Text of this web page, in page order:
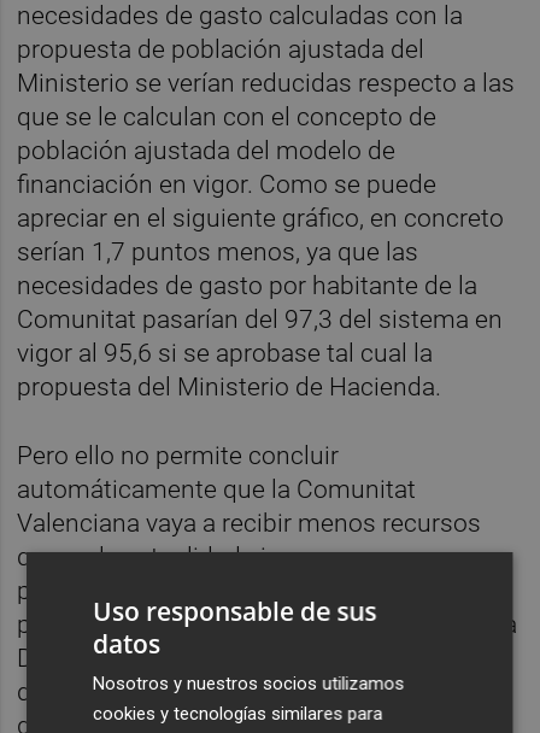
necesidades de gasto calculadas con la
propuesta de población ajustada del
Ministerio se verían reducidas respecto a las
que se le calculan con el concepto de
población ajustada del modelo de
financiación en vigor. Como se puede
apreciar en el siguiente gráfico, en concreto
serían 1,7 puntos menos, ya que las
necesidades de gasto por habitante de la
Comunitat pasarían del 97,3 del sistema en
vigor al 95,6 si se aprobase tal cual la
propuesta del Ministerio de Hacienda.
Pero ello no permite concluir
automáticamente que la Comunitat
Valenciana vaya a recibir menos recursos
que en la actualidad si prospera esa
propuesta para el nuevo cálculo de la
población ajustada porque, tal y como refleja
De la Fuente en su paper, la financiación real
de las CCAA no equivale a las necesidades
de gasto.En primer lugar, porque aunque el
Uso responsable de sus
datos
Nosotros y nuestros socios utilizamos
cookies y tecnologías similares para